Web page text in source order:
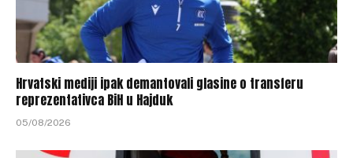
Hrvatski mediji ipak demantovali glasine o transferu
reprezentativca BiH u Hajduk
05/08/2026